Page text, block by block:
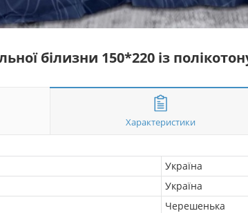
білизни 150*220 із
Характеристики
Україна
Україна
Черешенька